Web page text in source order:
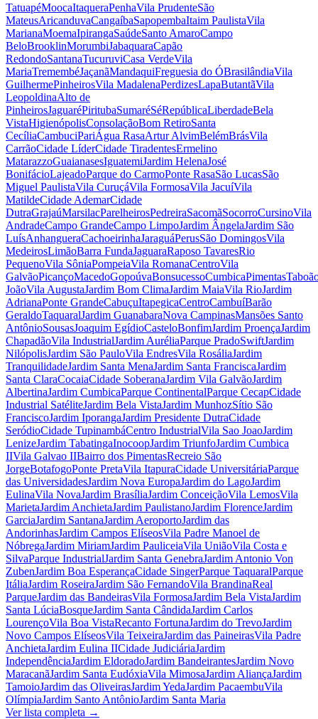
TatuapéMoocaItaqueraPenhaVila PrudenteSão
MateusAricanduvaCangaíbaSapopembaItaim PaulistaVila
MarianaMoemaIpirangaSaúdeSanto AmaroCampo
BeloBrooklinMorumbiJabaquaraCapão
RedondoSantanaTucuruviCasa VerdeVila
MariaTremembéJaçanãMandaquiFreguesia do ÓBrasilândiaVila
GuilhermePinheirosVila MadalenaPerdizesLapaButantãVila
LeopoldinaAlto de
PinheirosJaguaréPiritubaSumaréSéRepúblicaLiberdadeBela
VistaHigienópolisConsolaçãoBom RetiroSanta
CecíliaCambuciPariÁgua RasaArtur AlvimBelémBrásVila
CarrãoCidade LíderCidade TiradentesErmelino
MatarazzoGuaianasesIguatemiJardim HelenaJosé
BonifácioLajeadoParque do CarmoPonte RasaSão LucasSão
Miguel PaulistaVila CuruçáVila FormosaVila JacuíVila
MatildeCidade AdemarCidade
DutraGrajaúMarsilacParelheirosPedreiraSacomãSocorroCursinoVila
AndradeCampo GrandeCampo LimpoJardim ÂngelaJardim São
LuísAnhangueraCachoeirinhaJaraguáPerusSão DomingosVila
MedeirosLimãoBarra FundaJaguaraRaposo TavaresRio
PequenoVila SôniaPompeiaVila RomanaCentroVila
GalvãoPicançoMacedoGopoúvaBonsucessoCumbicaPimentas
JoãoVila AugustaJardim Bom ClimaJardim MaiaVila RioJardim
AdrianaPonte GrandeCabuçuItapegicaCentroCambuíBarão
GeraldoTaquaralJardim GuanabaraNova CampinasMansões Santo
AntônioSousasJoaquim EgídioCasteloBonfimJardim ProençaJardim
ChapadãoVila IndustrialJardim AuréliaParque PradoSwiftJardim
NilópolisJardim São PauloVila EndresVila RosáliaJardim
TranquilidadeJardim Santa MenaJardim Santa FranciscaJardim
Santa ClaraCocaiaCidade SoberanaJardim Vila GalvãoJardim
AlbertinaJardim CumbicaParque ContinentalParque CecapCidade
Industrial SatéliteJardim Bela VistaJardim MunhozSítio São
FranciscoJardim IporangaJardim Presidente DutraCidade
SeródioCidade TupinambáCentro IndustrialVila Sao JoaoJardim
LenizeJardim TabatingaInocoopJardim TriunfoJardim Cumbica
IIVila Galvao IIBairro dos PimentasRecreio São
JorgeBotafogoPonte PretaVila ItapuraCidade UniversitáriaParque
das UniversidadesJardim Nova EuropaJardim do LagoJardim
EulinaVila NovaJardim BrasíliaJardim ConceiçãoVila LemosVila
MarietaJardim AnchietaJardim PaulistanoJardim FlorenceJardim
GarciaJardim SantanaJardim AeroportoJardim das
AndorinhasJardim Campos ElíseosVila Padre Manoel de
NóbregaJardim MiriamJardim PauliceiaVila UniãoVila Costa e
SilvaParque IndustrialJardim Santa GenebraJardim Antonio Von
ZubenJardim Boa EsperançaCidade SingerParque TaquaralParque
ItáliaJardim RoseiraJardim São FernandoVila BrandinaReal
ParqueJardim das BandeirasVila FormosaJardim Bela VistaJardim
Santa LúciaBosqueJardim Santa CândidaJardim Carlos
LourençoVila Boa VistaRecanto FortunaJardim do TrevoJardim
Novo Campos ElíseosVila TeixeiraJardim das PaineirasVila Padre
AnchietaJardim Eulina IICidade JudiciáriaJardim
IndependênciaJardim EldoradoJardim BandeirantesJardim Novo
MaracanãJardim Santa EudóxiaVila MimosaJardim AliançaJardim
TamoioJardim das OliveirasJardim YedaJardim PacaembuVila
OlímpiaJardim Santo AntônioJardim Santa Maria
Ver lista completa →